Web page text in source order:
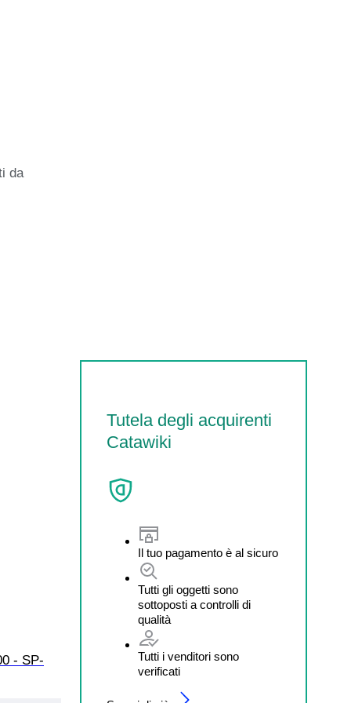
da
Tutela degli acquirenti
Catawiki
Il tuo pagamento è al sicuro
Tutti gli oggetti sono
sottoposti a controlli di
qualità
Tutti i venditori sono
verificati
- SP-